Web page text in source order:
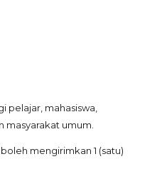
pelajar, mahasiswa,
masyarakat umum.
mengirimkan 1 (satu)